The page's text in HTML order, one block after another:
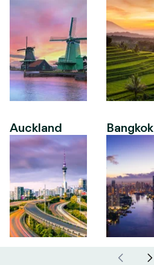
Auckland Bangkok